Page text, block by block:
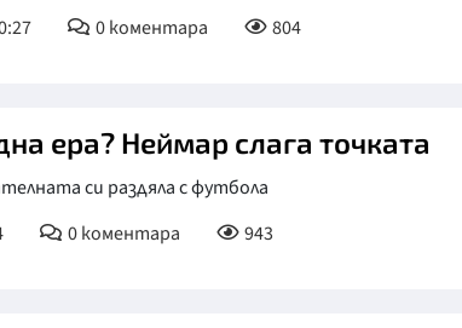
0коментара 804
ера? Неймар слага точката
си раздяла с футбола
0коментара 943